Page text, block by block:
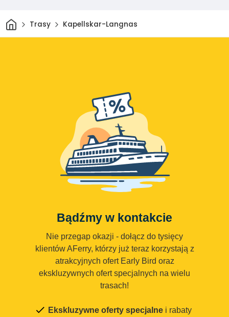
DomTrasy Kapellskar-Langnas
Bądźmy w kontakcie
Nie przegap okazji - dołącz do tysięcy
klientów AFerry, którzy już teraz korzystają z
atrakcyjnych ofert Early Bird oraz
ekskluzywnych ofert specjalnych na wielu
trasach!
Ekskluzywne oferty specjalne i rabaty